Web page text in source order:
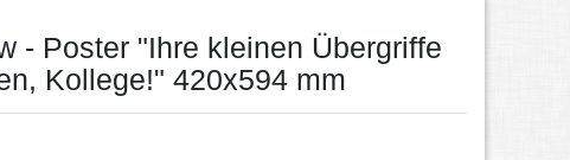
- Poster "Ihre kleinen Übergriffe
Kollege!" 420x594 mm